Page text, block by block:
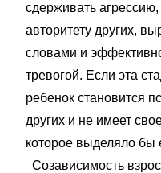
сдерживать агрессию,
авторитету других,
словами и
тревогой. Если эта
ребенок становится
других и не имеет
которое выделяло бы
Созависимость